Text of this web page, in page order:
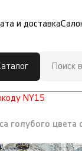
и доставка
NY15
голубого цвета